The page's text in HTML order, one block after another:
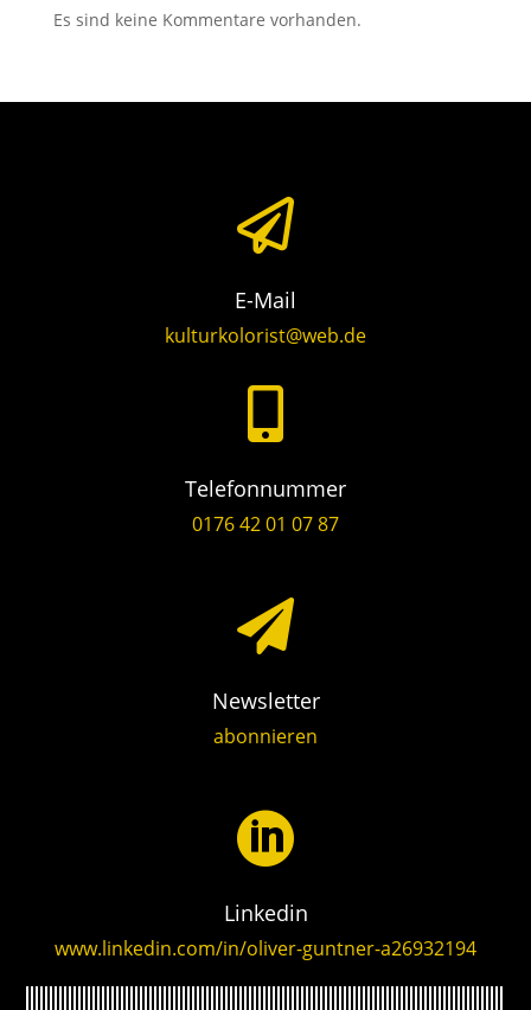
Es sind keine Kommentare vorhanden.

E-Mail
kulturkolorist@web.de

Telefonnummer
0176 42 01 07 87

Newsletter
abonnieren

Linkedin
www.linkedin.com/in/oliver-guntner-a26932194